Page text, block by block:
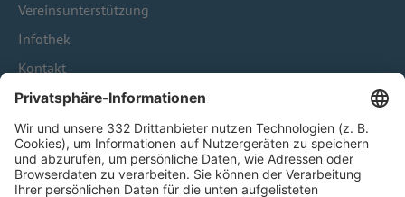
Vereinsunterstützung
Infothek
Kontakt
HÄUFIG BESUCHTE SEITEN
Pässe und Vereinswechsel
Trainerausbildung